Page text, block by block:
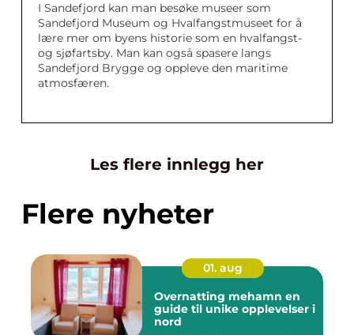
I Sandefjord kan man besøke museer som
Sandefjord Museum og Hvalfangstmuseet for å
lære mer om byens historie som en hvalfangst-
og sjøfartsby. Man kan også spasere langs
Sandefjord Brygge og oppleve den maritime
atmosfæren.
Les flere innlegg her
Flere nyheter
01. aug
Overnatting mehamn en
guide til unike opplevelser i
nord